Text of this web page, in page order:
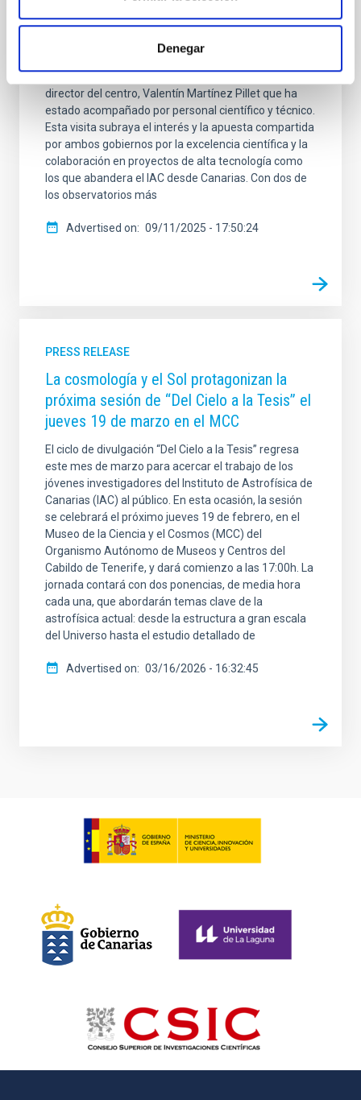
Denegar
Gil, y el presidente del Gobierno de Canarias,
Fernando Clavijo Batle, han visitado las instalaciones
del Observatorio del Teide del Instituto de Astrofísica
de Canarias (IAC) donde han sido recibidos por el
director del centro, Valentín Martínez Pillet que ha
estado acompañado por personal científico y técnico.
Esta visita subraya el interés y la apuesta compartida
por ambos gobiernos por la excelencia científica y la
colaboración en proyectos de alta tecnología como
los que abandera el IAC desde Canarias. Con dos de
los observatorios más
Advertised on 09/11/2025 - 17:50:24
PRESS RELEASE
La cosmología y el Sol protagonizan la
próxima sesión de “Del Cielo a la Tesis” el
jueves 19 de marzo en el MCC
El ciclo de divulgación “Del Cielo a la Tesis” regresa
este mes de marzo para acercar el trabajo de los
jóvenes investigadores del Instituto de Astrofísica de
Canarias (IAC) al público. En esta ocasión, la sesión
se celebrará el próximo jueves 19 de febrero, en el
Museo de la Ciencia y el Cosmos (MCC) del
Organismo Autónomo de Museos y Centros del
Cabildo de Tenerife, y dará comienzo a las 17:00h. La
jornada contará con dos ponencias, de media hora
cada una, que abordarán temas clave de la
astrofísica actual: desde la estructura a gran escala
del Universo hasta el estudio detallado de
Advertised on 03/16/2026 - 16:32:45